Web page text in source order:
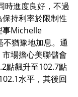
時進度良好，不過
持利率於限制性
事Michelle
猶豫地加息。通
場擔心美聯儲會
點飆升至102.7點
水平，其後回